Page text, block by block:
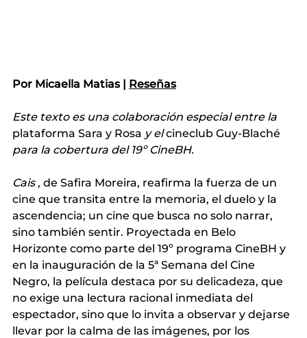
Por Micaella Matias | Reseñas
Este texto es una colaboración especial entre la
plataforma Sara y Rosa y el cineclub Guy-Blaché
para la cobertura del 19º CineBH.
Cais , de Safira Moreira, reafirma la fuerza de un
cine que transita entre la memoria, el duelo y la
ascendencia; un cine que busca no solo narrar,
sino también sentir. Proyectada en Belo
Horizonte como parte del 19º programa CineBH y
en la inauguración de la 5ª Semana del Cine
Negro, la película destaca por su delicadeza, que
no exige una lectura racional inmediata del
espectador, sino que lo invita a observar y dejarse
llevar por la calma de las imágenes, por los